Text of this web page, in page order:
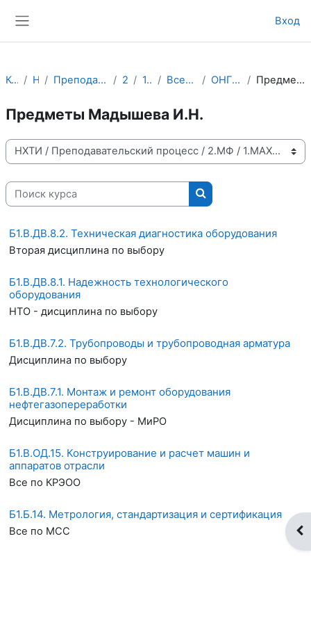
Вход
Курсы НХТИ Преподавательский процесс 2.МФ 1.МАХП ВсеНаправления ОНГП-бакалавры Предметы Мадышева И.Н.
Предметы Мадышева И.Н.
Категории курсов
Поиск курса
Поиск курса
Б1.В.ДВ.8.2. Техническая диагностика оборудования
Вторая дисциплина по выбору
Б1.В.ДВ.8.1. Надежность технологического
оборудования
НТО - дисциплина по выбору
Б1.В.ДВ.7.2. Трубопроводы и трубопроводная арматура
Дисциплина по выбору
Б1.В.ДВ.7.1. Монтаж и ремонт оборудования
нефтегазопереработки
Дисциплина по выбору - МиРО
Б1.В.ОД.15. Конструирование и расчет машин и
аппаратов отрасли
Все по КРЭОО
Б1.Б.14. Метрология, стандартизация и сертификация
Все по МСС